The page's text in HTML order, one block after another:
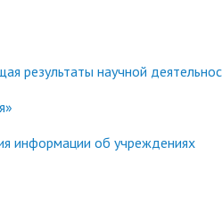
Для поступающих из
Для поступающих на целевое
результаты научной
информации об учреждениях